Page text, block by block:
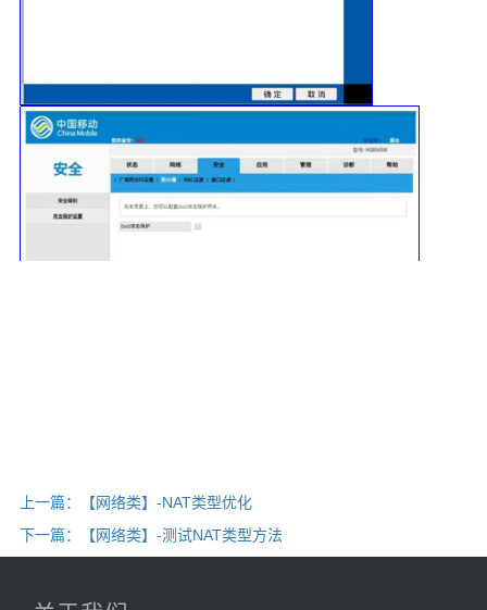
上一篇：【网络类】-NAT类型优化
下一篇：【网络类】-测试NAT类型方法